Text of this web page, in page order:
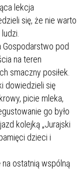
lekcja
się, że nie warto
Gospodarstwo pod
na teren
smaczny posiłek.
dowiedzieli się
picie mleka,
go było
kolejką „Jurajski
dzieci i
ostatnią wspólną